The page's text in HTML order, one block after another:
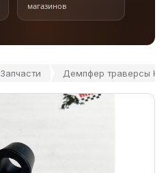
магазинов
Запчасти Демпфер траверсы